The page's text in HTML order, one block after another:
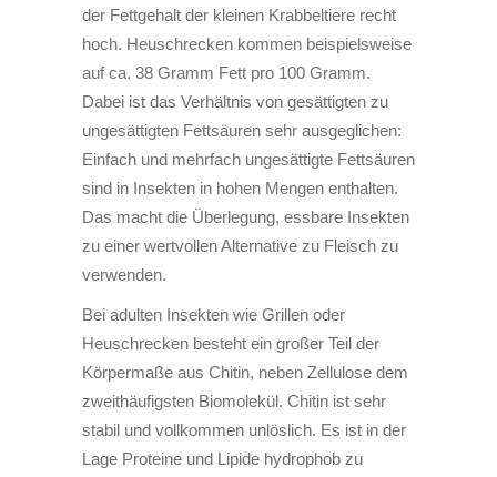
der Fettgehalt der kleinen Krabbeltiere recht
hoch. Heuschrecken kommen beispielsweise
auf ca. 38 Gramm Fett pro 100 Gramm.
Dabei ist das Verhältnis von gesättigten zu
ungesättigten Fettsäuren sehr ausgeglichen:
Einfach und mehrfach ungesättigte Fettsäuren
sind in Insekten in hohen Mengen enthalten.
Das macht die Überlegung, essbare Insekten
zu einer wertvollen Alternative zu Fleisch zu
verwenden.
Bei adulten Insekten wie Grillen oder
Heuschrecken besteht ein großer Teil der
Körpermaße aus Chitin, neben Zellulose dem
zweithäufigsten Biomolekül. Chitin ist sehr
stabil und vollkommen unlöslich. Es ist in der
Lage Proteine und Lipide hydrophob zu